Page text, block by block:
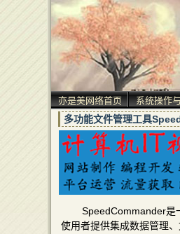
亦是美网络首页 系统操作
多功能文件管理工具
SpeedCommander是
使用者提供集成数据管理